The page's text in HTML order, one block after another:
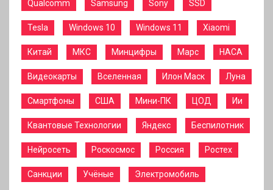
Qualcomm Samsung Sony SSD
Tesla Windows 10 Windows 11 Xiaomi
Китай МКС Минцифры Марс НАСА
Видеокарты Вселенная Илон Маск Луна
Смартфоны США Мини-ПК ЦОД Ии
Квантовые Технологии Яндекс Беспилотник
Нейросеть Роскосмос Россия Ростех
Санкции Учёные Электромобиль